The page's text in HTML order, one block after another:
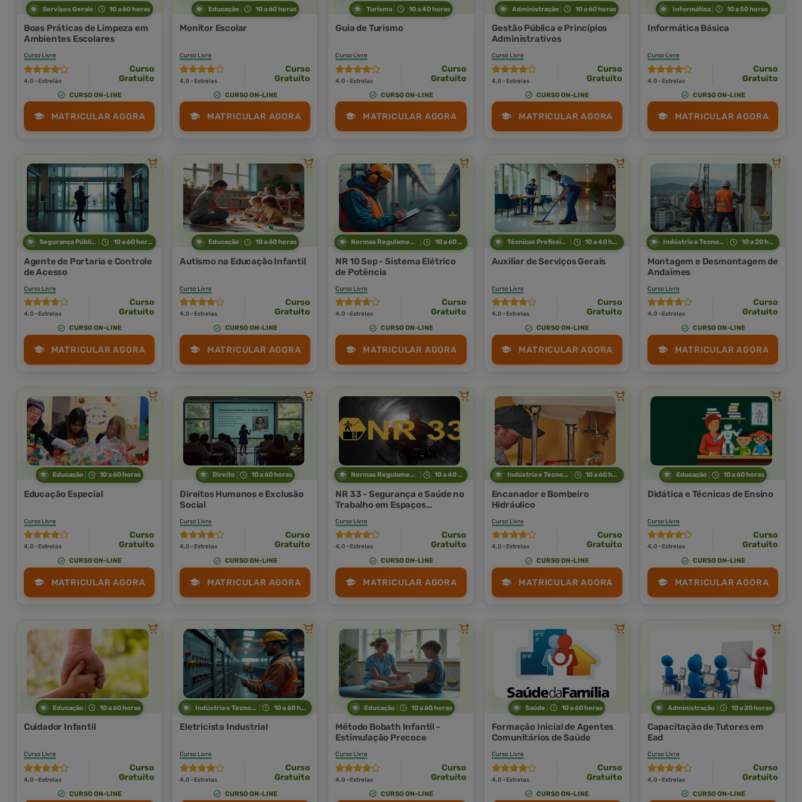
Serviços Gerais 10 a 60 horas
Boas Práticas de Limpeza em
Ambientes Escolares
Curso Livre
4,0 · Estrelas
Curso
Gratuito
CURSO ON-LINE
MATRICULAR AGORA
Educação 10 a 60 horas
Monitor Escolar
Curso Livre
4,0 · Estrelas
Curso
Gratuito
CURSO ON-LINE
MATRICULAR AGORA
Turismo 10 a 40 horas
Guia de Turismo
Curso Livre
4,0 · Estrelas
Curso
Gratuito
CURSO ON-LINE
MATRICULAR AGORA
Administração 10 a 60 horas
Gestão Pública e Princípios
Administrativos
Curso Livre
4,0 · Estrelas
Curso
Gratuito
CURSO ON-LINE
MATRICULAR AGORA
Informática 10 a 50 horas
Informática Básica
Curso Livre
4,0 · Estrelas
Curso
Gratuito
CURSO ON-LINE
MATRICULAR AGORA
Segurança Pública 10 a 60 horas
Agente de Portaria e Controle
de Acesso
Curso Livre
4,0 · Estrelas
Curso
Gratuito
CURSO ON-LINE
MATRICULAR AGORA
Educação 10 a 60 horas
Autismo na Educação Infantil
Curso Livre
4,0 · Estrelas
Curso
Gratuito
CURSO ON-LINE
MATRICULAR AGORA
Normas Regulamentadoras 10 a 60 horas
NR 10 Sep - Sistema Elétrico
de Potência
Curso Livre
4,0 · Estrelas
Curso
Gratuito
CURSO ON-LINE
MATRICULAR AGORA
Técnicas Profissionais 10 a 40 horas
Auxiliar de Serviços Gerais
Curso Livre
4,0 · Estrelas
Curso
Gratuito
CURSO ON-LINE
MATRICULAR AGORA
Indústria e Tecnologia 10 a 20 horas
Montagem e Desmontagem de
Andaimes
Curso Livre
4,0 · Estrelas
Curso
Gratuito
CURSO ON-LINE
MATRICULAR AGORA
Educação 10 a 60 horas
Educação Especial
Curso Livre
4,0 · Estrelas
Curso
Gratuito
CURSO ON-LINE
MATRICULAR AGORA
Direito 10 a 60 horas
Direitos Humanos e Exclusão
Social
Curso Livre
4,0 · Estrelas
Curso
Gratuito
CURSO ON-LINE
MATRICULAR AGORA
Normas Regulamentadoras 10 a 40 horas
NR 33 - Segurança e Saúde no
Trabalho em Espaços
Curso Livre
4,0 · Estrelas
Curso
Gratuito
CURSO ON-LINE
MATRICULAR AGORA
Indústria e Tecnologia 10 a 60 horas
Encanador e Bombeiro
Hidráulico
Curso Livre
4,0 · Estrelas
Curso
Gratuito
CURSO ON-LINE
MATRICULAR AGORA
Educação 10 a 60 horas
Didática e Técnicas de Ensino
Curso Livre
4,0 · Estrelas
Curso
Gratuito
CURSO ON-LINE
MATRICULAR AGORA
Educação 10 a 60 horas
Cuidador Infantil
Curso Livre
4,0 · Estrelas
Curso
Gratuito
CURSO ON-LINE
Indústria e Tecnologia 10 a 60 horas
Eletricista Industrial
Curso Livre
4,0 · Estrelas
Curso
Gratuito
CURSO ON-LINE
Educação 10 a 60 horas
Método Bobath Infantil -
Estimulação Precoce
Curso Livre
4,0 · Estrelas
Curso
Gratuito
CURSO ON-LINE
Saúde 10 a 60 horas
Formação Inicial de Agentes
Comunitários de Saúde
Curso Livre
4,0 · Estrelas
Curso
Gratuito
CURSO ON-LINE
Administração 10 a 20 horas
Capacitação de Tutores em
Ead
Curso Livre
4,0 · Estrelas
Curso
Gratuito
CURSO ON-LINE